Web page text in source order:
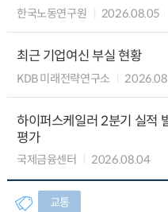
한국노동연구원 2026.08.05
최근 기업여신 부실 현황
KDB 미래전략연구소
하이퍼스케일러 2분기 실적
평가
국제금융센터 2026.08.04
교통